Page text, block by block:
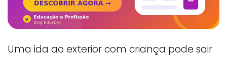
Uma ida ao exterior com criança pode sair